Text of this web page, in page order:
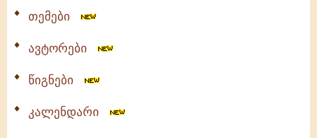
თემები
ავტორები
წიგნები
კალენდარი